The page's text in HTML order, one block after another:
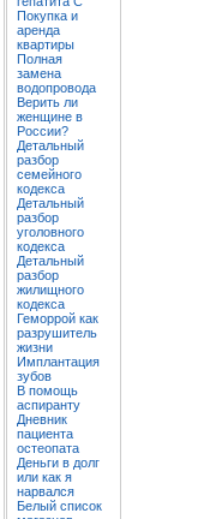
Покупка и
аренда
квартиры
Полная
замена
водопровода
Верить ли
женщине в
России?
Детальный
разбор
семейного
кодекса
Детальный
разбор
уголовного
кодекса
Детальный
разбор
жилищного
кодекса
Геморрой как
разрушитель
жизни
Имплантация
зубов
В помощь
аспиранту
Дневник
пациента
остеопата
Деньги в долг
или как я
нарвался
Белый список